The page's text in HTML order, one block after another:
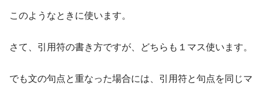
このようなときに使います。
さて、引用符の書き方ですが、どちらも１マス使います。
でも文の句点と重なった場合には、引用符と句点を同じマ